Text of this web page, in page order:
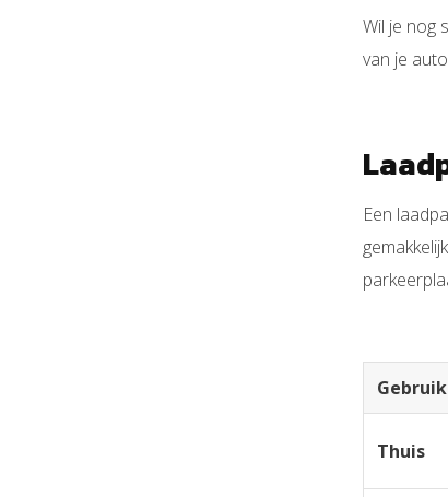
Wil je nog
van je
Een
Gebruik
Thuis